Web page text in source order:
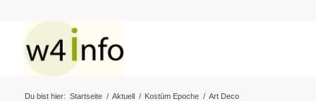
Du bist hier: Startseite / Aktuell / Kostüm Epoche / Art Deco